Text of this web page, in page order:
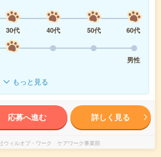
30代 40代 50代
60代
男性
もっと見る
応募へ進む 詳しく見る
ウィルオブ・ワーク ケアワーク事業部